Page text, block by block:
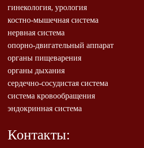
гинекология, урология
костно-мышечная система
нервная система
опорно-двигательный аппарат
органы пищеварения
органы дыхания
сердечно-сосудистая система
система кровообращения
эндокринная система
Контакты: